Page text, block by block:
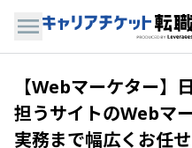
【Webマーケター】
担うサイトのWebマ
実務まで幅広くお任せ